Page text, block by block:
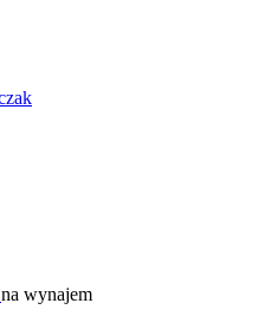
na wynajem